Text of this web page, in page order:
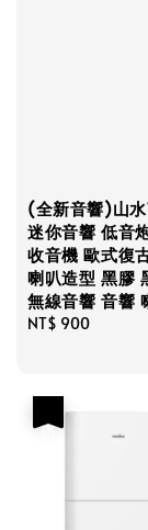
(全新音響)山
迷你音響 低音
收音機 歐式復
喇叭造型 黑膠
無線音響 音響
Regular
NT$ 900